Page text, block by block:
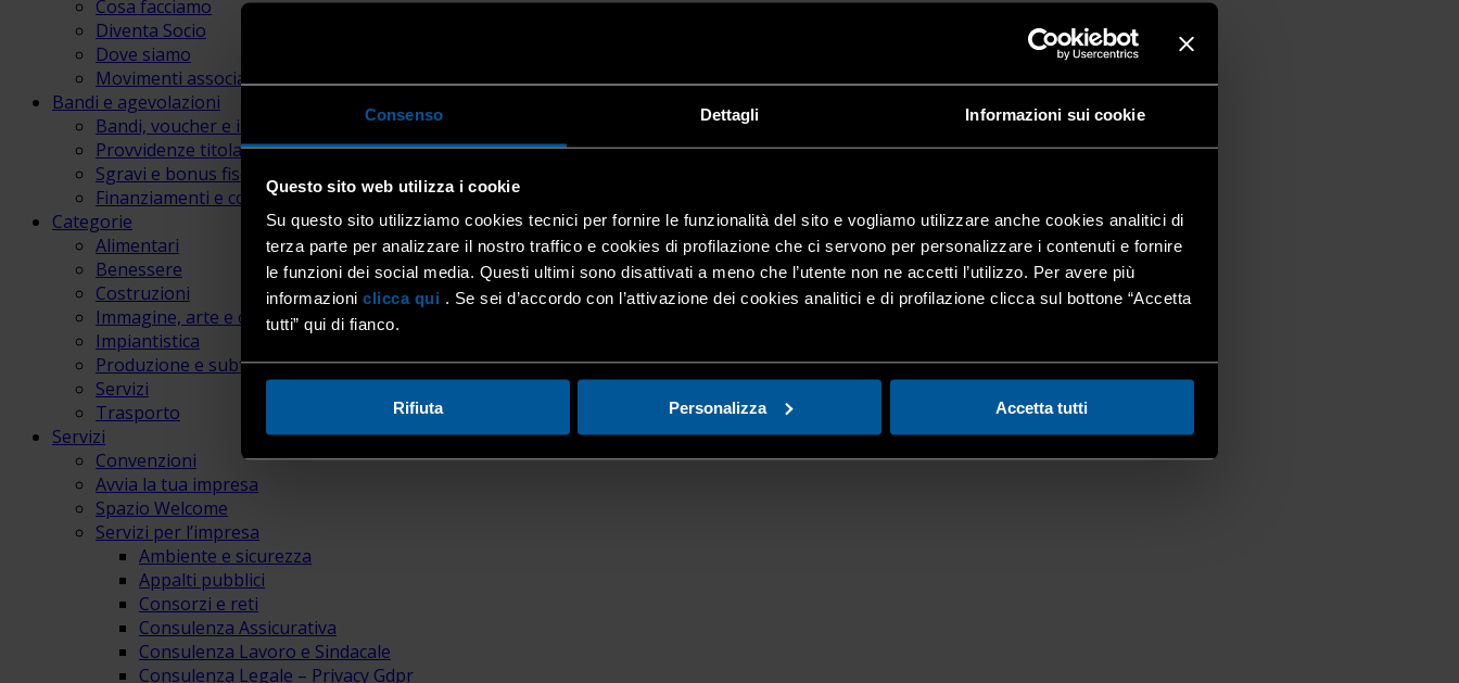
Consenso Dettagli Informazioni sui cookie
Questo sito web utilizza i cookie
Su questo sito utilizziamo cookies tecnici per fornire le funzionalità del sito e vogliamo utilizzare anche cookies analitici di
terza parte per analizzare il nostro traffico e cookies di profilazione che ci servono per personalizzare i contenuti e fornire
le funzioni dei social media. Questi ultimi sono disattivati a meno che l’utente non ne accetti l’utilizzo. Per avere più
informazioni clicca qui . Se sei d’accordo con l’attivazione dei cookies analitici e di profilazione clicca sul bottone “Accetta
tutti” qui di fianco.
Rifiuta Personalizza Accetta tutti
Cosa facciamo
Diventa Socio
Dove siamo
Movimenti associativi
Bandi e agevolazioni
Bandi, voucher e incentivi
Provvidenze titolari e lavoratori
Sgravi e bonus fiscali
Finanziamenti e contributi
Categorie
Alimentari
Benessere
Costruzioni
Immagine, arte e comunicazione
Impiantistica
Produzione e subfornitura
Servizi
Trasporto
Servizi
Convenzioni
Avvia la tua impresa
Spazio Welcome
Servizi per l’impresa
Ambiente e sicurezza
Appalti pubblici
Consorzi e reti
Consulenza Assicurativa
Consulenza Lavoro e Sindacale
Consulenza Legale – Privacy Gdpr